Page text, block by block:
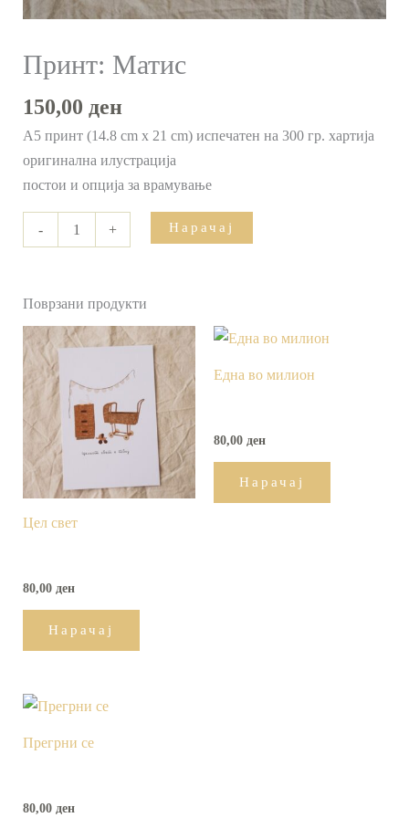
Принт: Матис
150,00 ден
А5 принт (14.8 cm x 21 cm) испечатен на 300 гр. хартија
оригинална илустрација
постои и опција за врамување
- + Нарачај
Поврзани продукти
Цел свет
80,00 ден
Нарачај
Една во милион
80,00 ден
Нарачај
Прегрни се
80,00 ден